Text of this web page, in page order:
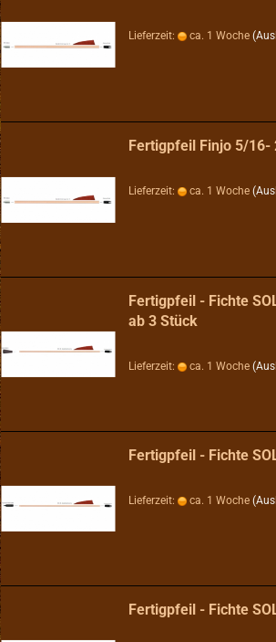
Lieferzeit: ca. 1 Woche
Fertigpfeil Finjo 5/16-
Lieferzeit: ca. 1 Woche
Fertigpfeil - Fichte
ab 3 Stück
Lieferzeit: ca. 1 Woche
Fertigpfeil - Fichte
Lieferzeit: ca. 1 Woche
Fertigpfeil - Fichte